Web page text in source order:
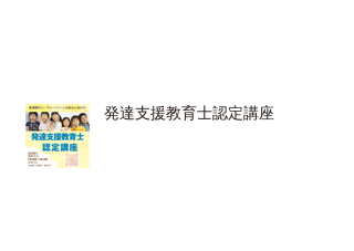
発達支援教育士認定講座